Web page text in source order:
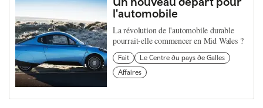
l'automobile
La révolution de l'automobile durable
pourrait-elle commencer en Mid Wales ?
Fait
Le Centre du pays de Galles
Affaires